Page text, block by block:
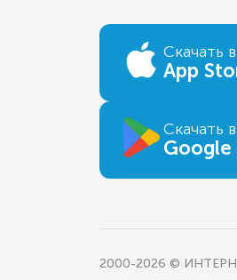
Скачать в
App
Скачать в
2000-2026 ©